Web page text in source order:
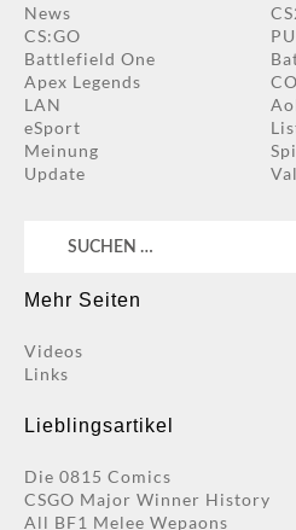
News
CS:GO
Battlefield One
Apex Legends
LAN
eSport
Meinung
Update
Suchen
Mehr Seiten
Videos
Links
Lieblingsartikel
Die 0815 Comics
CSGO Major Winner History
All BF1 Melee Wepaons